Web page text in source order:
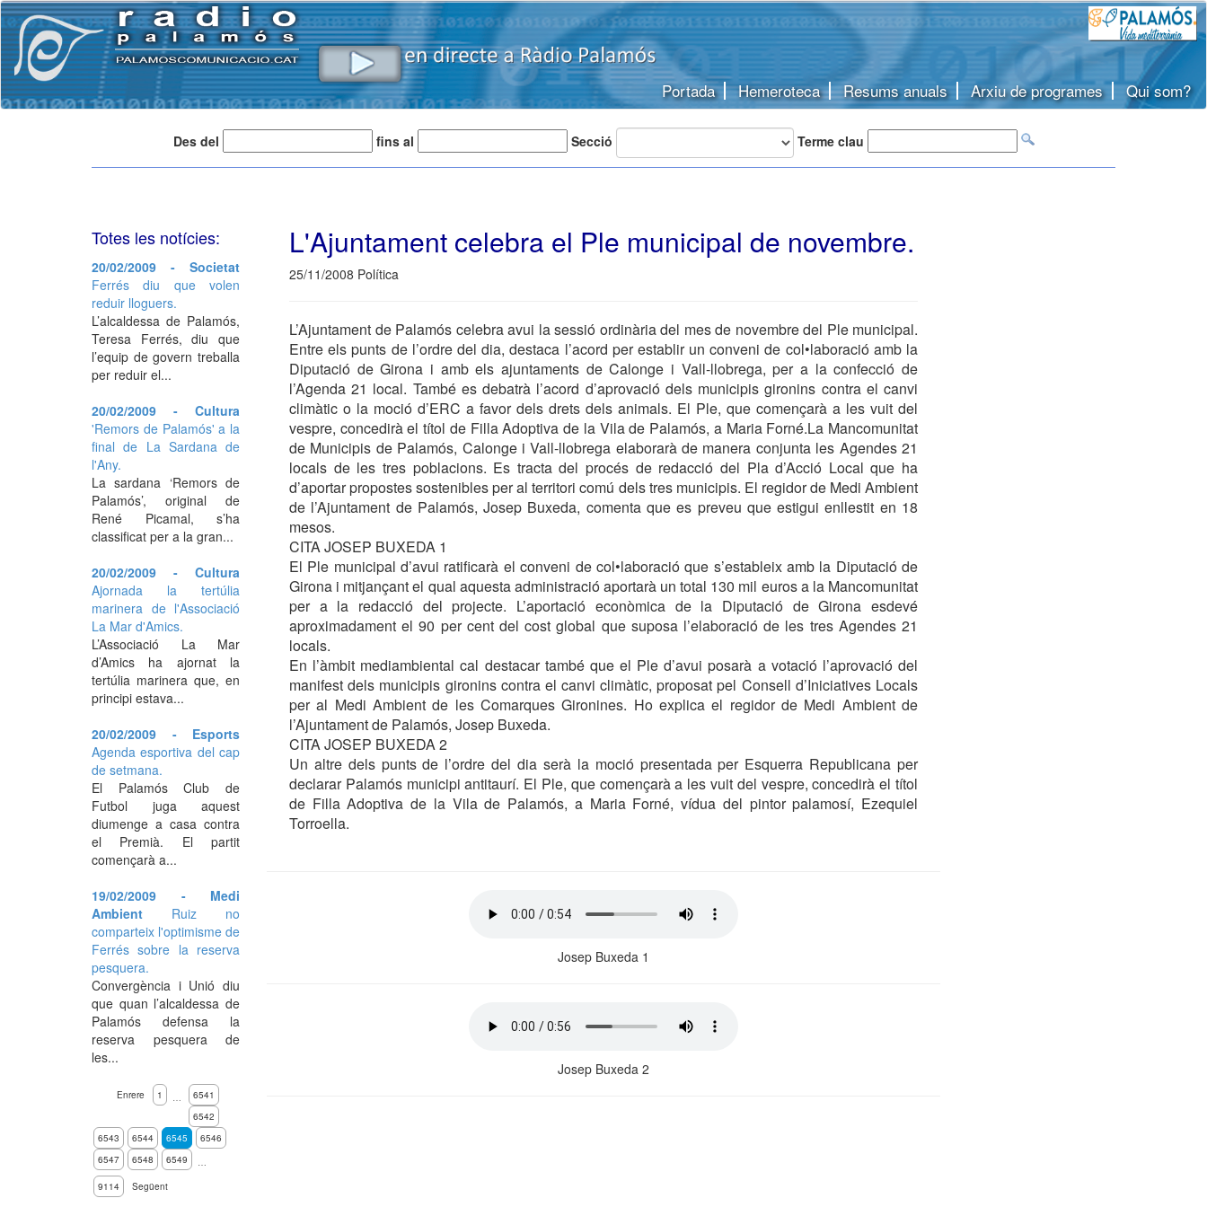
Portada Hemeroteca Resums anuals Arxiu de programes Qui som?
Des del fins al Secció Terme clau
L'Ajuntament celebra el Ple municipal de novembre.
25/11/2008 Política
L’Ajuntament de Palamós celebra avui la sessió ordinària del mes de novembre del Ple municipal.
Entre els punts de l’ordre del dia, destaca l’acord per establir un conveni de col•laboració amb la
Diputació de Girona i amb els ajuntaments de Calonge i Vall-llobrega, per a la confecció de
l’Agenda 21 local. També es debatrà l’acord d’aprovació dels municipis gironins contra el canvi
climàtic o la moció d’ERC a favor dels drets dels animals. El Ple, que començarà a les vuit del
vespre, concedirà el títol de Filla Adoptiva de la Vila de Palamós, a Maria Forné.La Mancomunitat
de Municipis de Palamós, Calonge i Vall-llobrega elaborarà de manera conjunta les Agendes 21
locals de les tres poblacions. Es tracta del procés de redacció del Pla d’Acció Local que ha
d’aportar propostes sostenibles per al territori comú dels tres municipis. El regidor de Medi Ambient
de l’Ajuntament de Palamós, Josep Buxeda, comenta que es preveu que estigui enllestit en 18
mesos.
CITA JOSEP BUXEDA 1
El Ple municipal d’avui ratificarà el conveni de col•laboració que s’estableix amb la Diputació de
Girona i mitjançant el qual aquesta administració aportarà un total 130 mil euros a la Mancomunitat
per a la redacció del projecte. L’aportació econòmica de la Diputació de Girona esdevé
aproximadament el 90 per cent del cost global que suposa l’elaboració de les tres Agendes 21
locals.
En l’àmbit mediambiental cal destacar també que el Ple d’avui posarà a votació l’aprovació del
manifest dels municipis gironins contra el canvi climàtic, proposat pel Consell d’Iniciatives Locals
per al Medi Ambient de les Comarques Gironines. Ho explica el regidor de Medi Ambient de
l’Ajuntament de Palamós, Josep Buxeda.
CITA JOSEP BUXEDA 2
Un altre dels punts de l’ordre del dia serà la moció presentada per Esquerra Republicana per
declarar Palamós municipi antitaurí. El Ple, que començarà a les vuit del vespre, concedirà el títol
de Filla Adoptiva de la Vila de Palamós, a Maria Forné, vídua del pintor palamosí, Ezequiel
Torroella.
Josep Buxeda 1
Josep Buxeda 2
Totes les notícies:
20/02/2009 - Societat
Ferrés diu que volen
reduir lloguers.
L’alcaldessa de Palamós,
Teresa Ferrés, diu que
l’equip de govern treballa
per reduir el...
20/02/2009 - Cultura
'Remors de Palamós' a la
final de La Sardana de
l'Any.
La sardana ‘Remors de
Palamós’, original de
René Picamal, s’ha
classificat per a la gran...
20/02/2009 - Cultura
Ajornada la tertúlia
marinera de l'Associació
La Mar d'Amics.
L’Associació La Mar
d’Amics ha ajornat la
tertúlia marinera que, en
principi estava...
20/02/2009 - Esports
Agenda esportiva del cap
de setmana.
El Palamós Club de
Futbol juga aquest
diumenge a casa contra
el Premià. El partit
començarà a...
19/02/2009 - Medi
Ambient Ruiz no
comparteix l'optimisme de
Ferrés sobre la reserva
pesquera.
Convergència i Unió diu
que quan l’alcaldessa de
Palamós defensa la
reserva pesquera de
les...
Enrere 1 …
6541
6542
6543
6544 6545
6546
6547
6548 6549
…
9114
Següent